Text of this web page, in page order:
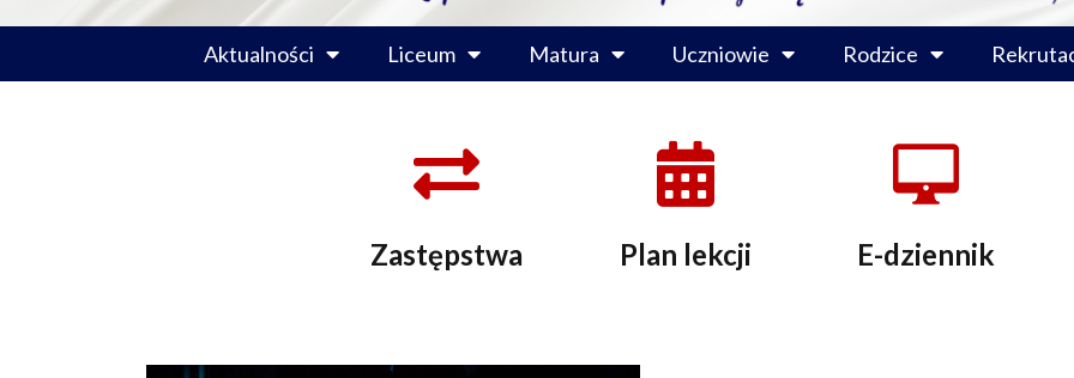
Aktualności Liceum Matura Uczniowie Rodzice
Zastępstwa Plan lekcji E-dziennik